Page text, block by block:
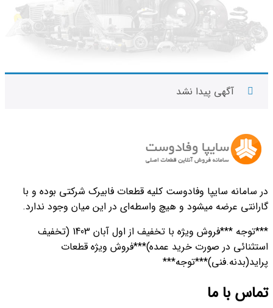
آگهی پیدا نشد
در سامانه سایپا وفادوست کلیه قطعات فابیرک شرکتی بوده و با
گارانتی عرضه میشود و هیچ واسطه‌ای در این میان وجود ندارد.
***توجه ***فروش ویژه با تخفیف از اول آبان 1403 (تخفیف
استثنائی در صورت خرید عمده)***فروش ویژه قطعات
پراید(بدنه.فنی)***توجه***
تماس با ما